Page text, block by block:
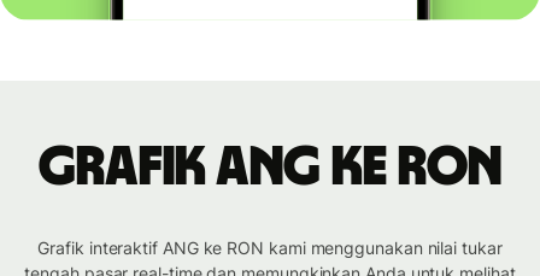
Grafik ANG ke RON
Grafik interaktif ANG ke RON kami menggunakan nilai tukar